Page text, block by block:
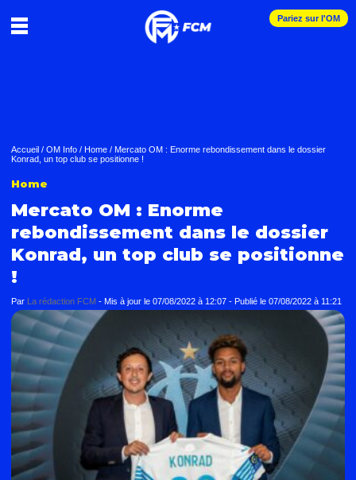
Pariez sur l'OM
Accueil / OM Info / Home / Mercato OM : Enorme rebondissement dans le dossier
Konrad, un top club se positionne !
Home
Mercato OM : Enorme
rebondissement dans le dossier
Konrad, un top club se positionne
!
Par La rédaction FCM - Mis à jour le 07/08/2022 à 12:07 - Publié le 07/08/2022 à 11:21